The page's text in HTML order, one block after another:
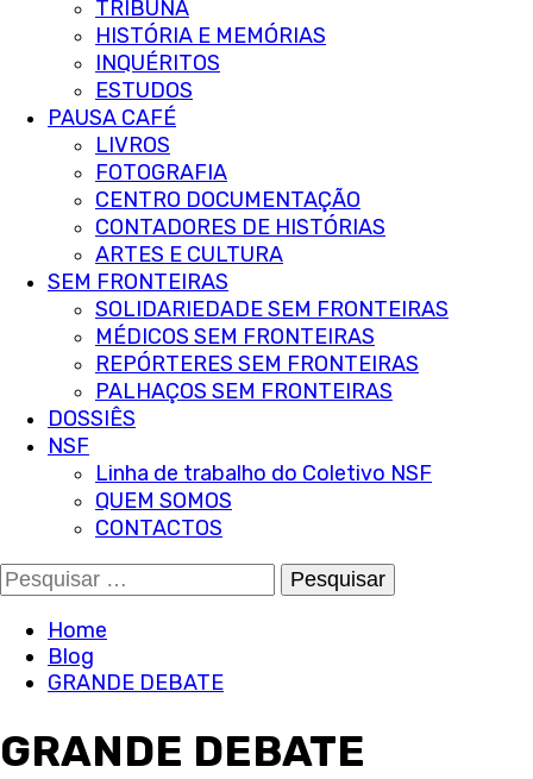
TRIBUNA
HISTÓRIA E MEMÓRIAS
INQUÉRITOS
ESTUDOS
PAUSA CAFÉ
LIVROS
FOTOGRAFIA
CENTRO DOCUMENTAÇÃO
CONTADORES DE HISTÓRIAS
ARTES E CULTURA
SEM FRONTEIRAS
SOLIDARIEDADE SEM FRONTEIRAS
MÉDICOS SEM FRONTEIRAS
REPÓRTERES SEM FRONTEIRAS
PALHAÇOS SEM FRONTEIRAS
DOSSIÊS
NSF
Linha de trabalho do Coletivo NSF
QUEM SOMOS
CONTACTOS
Pesquisar
por:
Home
Blog
GRANDE DEBATE
GRANDE DEBATE